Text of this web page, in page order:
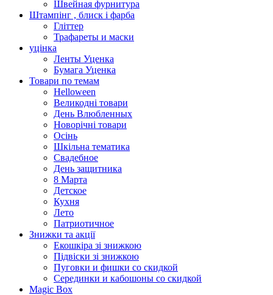
Швейная фурнитура
Штампінг , блиск і фарба
Гліттер
Трафареты и маски
уцінка
Ленты Уценка
Бумага Уценка
Товари по темам
Helloween
Великодні товари
День Влюбленных
Новорічні товари
Осінь
Шкільна тематика
Свадебное
День защитника
8 Марта
Детское
Кухня
Лето
Патриотичное
Знижки та акції
Екошкіра зі знижкою
Підвіски зі знижкою
Пуговки и фишки со скидкой
Серединки и кабошоны со скидкой
Magic Box